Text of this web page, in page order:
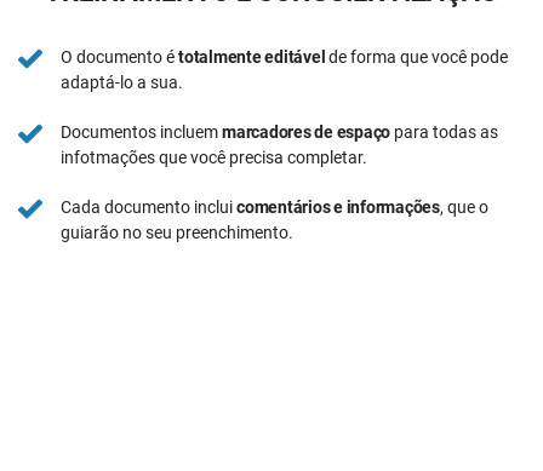
O documento étotalmente editável de forma que você pode
adaptá-lo a sua.
Documentos incluemmarcadores de espaço para todas as
infotmações que você precisa completar.
Cada documento incluicomentários e informações, que o
guiarão no seu preenchimento.